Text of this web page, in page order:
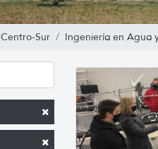
Centro-Sur Ingeniería en Agua